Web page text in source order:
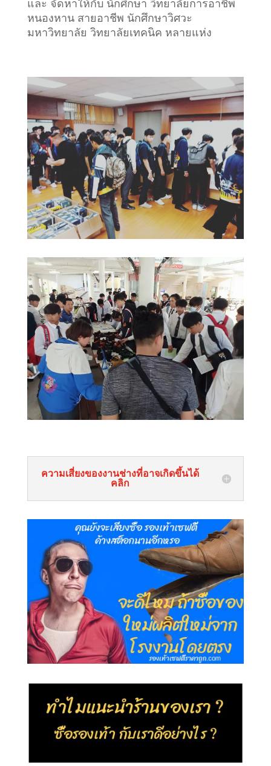
และ จัดหาให้กับ นักศึกษา วิทยาลัยการอาชีพ
หนองหาน สายอาชีพ นักศึกษาวิศวะ
มหาวิทยาลัย วิทยาลัยเทคนิค หลายแห่ง
ความเสี่ยงของงานช่างที่อาจเกิดขึ้นได้
คลิก